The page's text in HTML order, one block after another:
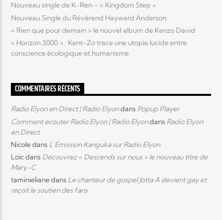
Elyon Kids
Nouveau single de K-Ren – « Kingdom Step »
Nouveau Single du Révérend Hayward Anderson
« Rien que pour demain » le nouvel album de Kenzo David
« Horizon 3000 » : Kent-Zo trace une utopie lucide entre
conscience écologique et humanisme
COMMENTAIRES RÉCENTS
Radio Elyon en Direct | Radio Elyondans Popup Player
Comment écouter Radio Elyon | Radio Elyondans Radio Elyon
en Direct
Nicoledans L’Emission Kanguka sur Radio Elyon
Loïcdans Découvrez « Descends sur nous » le nouveau titre de
Mary-C
taminielianedans Le chanteur de gospel Jotta A devient gay et
reçoit le soutien des fans